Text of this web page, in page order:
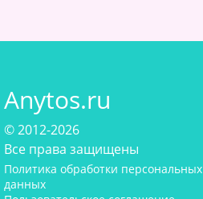
Anytos.ru
© 2012-2026
Все права защищены
Политика обработки персональных
данных